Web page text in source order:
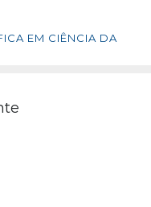
EM CIÊNCIA DA